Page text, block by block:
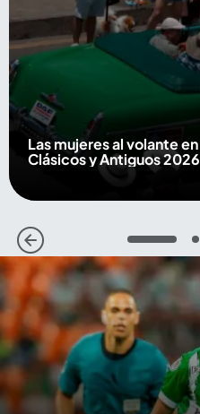
Las mujeres al volante
Clásicos y Antiguos 2026
1 2